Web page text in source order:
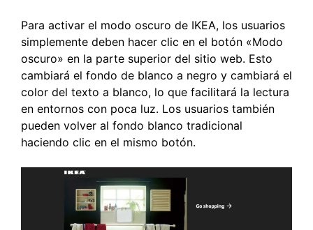
Para activar el modo oscuro de IKEA, los usuarios
simplemente deben hacer clic en el botón «Modo
oscuro» en la parte superior del sitio web. Esto
cambiará el fondo de blanco a negro y cambiará el
color del texto a blanco, lo que facilitará la lectura
en entornos con poca luz. Los usuarios también
pueden volver al fondo blanco tradicional
haciendo clic en el mismo botón.